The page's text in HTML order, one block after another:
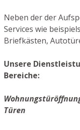
Neben der der
Services wie
Briefkästen,
Unsere
Bereiche:
Türen